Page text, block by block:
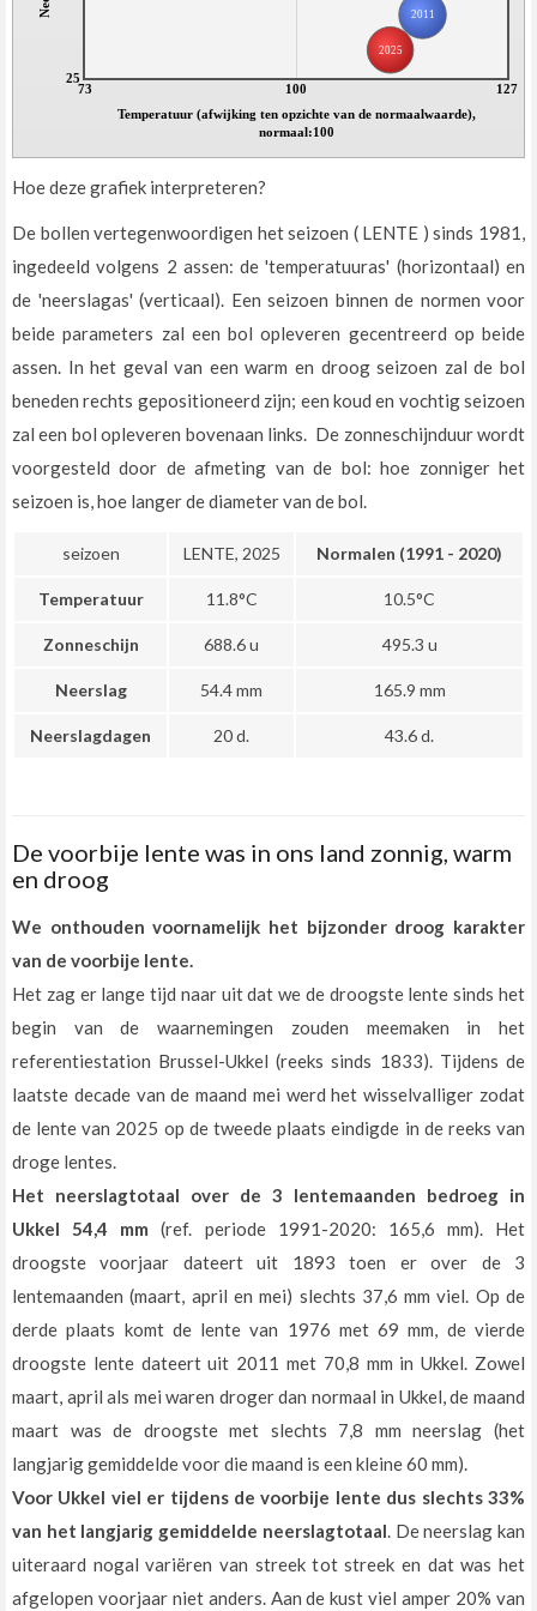
73 100 127
25
Temperatuur (afwijking ten opzichte van de normaalwaarde),
normaal:100
2011
2025
Hoe deze grafiek interpreteren?
De bollen vertegenwoordigen het seizoen ( LENTE ) sinds 1981,
ingedeeld volgens 2 assen: de 'temperatuuras' (horizontaal) en
de 'neerslagas' (verticaal). Een seizoen binnen de normen voor
beide parameters zal een bol opleveren gecentreerd op beide
assen. In het geval van een warm en droog seizoen zal de bol
beneden rechts gepositioneerd zijn; een koud en vochtig seizoen
zal een bol opleveren bovenaan links. De zonneschijnduur wordt
voorgesteld door de afmeting van de bol: hoe zonniger het
seizoen is, hoe langer de diameter van de bol.
seizoen LENTE, 2025 Normalen (1991 - 2020)
Temperatuur 11.8°C 10.5°C
Zonneschijn 688.6 u 495.3 u
Neerslag 54.4 mm 165.9 mm
Neerslagdagen 20 d. 43.6 d.
De voorbije lente was in ons land zonnig, warm
en droog
We onthouden voornamelijk het bijzonder droog karakter
van de voorbije lente.
Het zag er lange tijd naar uit dat we de droogste lente sinds het
begin van de waarnemingen zouden meemaken in het
referentiestation Brussel-Ukkel (reeks sinds 1833). Tijdens de
laatste decade van de maand mei werd het wisselvalliger zodat
de lente van 2025 op de tweede plaats eindigde in de reeks van
droge lentes.
Het neerslagtotaal over de 3 lentemaanden bedroeg in
Ukkel 54,4 mm (ref. periode 1991-2020: 165,6 mm). Het
droogste voorjaar dateert uit 1893 toen er over de 3
lentemaanden (maart, april en mei) slechts 37,6 mm viel. Op de
derde plaats komt de lente van 1976 met 69 mm, de vierde
droogste lente dateert uit 2011 met 70,8 mm in Ukkel. Zowel
maart, april als mei waren droger dan normaal in Ukkel, de maand
maart was de droogste met slechts 7,8 mm neerslag (het
langjarig gemiddelde voor die maand is een kleine 60 mm).
Voor Ukkel viel er tijdens de voorbije lente dus slechts 33%
van het langjarig gemiddelde neerslagtotaal. De neerslag kan
uiteraard nogal variëren van streek tot streek en dat was het
afgelopen voorjaar niet anders. Aan de kust viel amper 20% van